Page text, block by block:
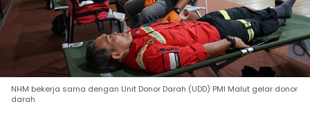
NHM bekerja sama dengan Unit Donor Darah (UDD) PMI Malut gelar donor
darah